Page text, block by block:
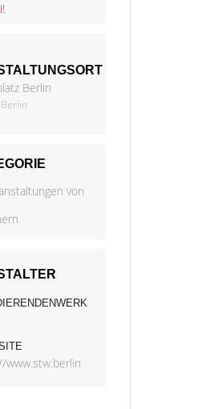
Berlin
von
www.stw.berlin